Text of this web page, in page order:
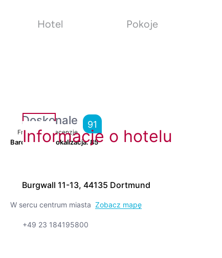
Hotel Pokoje
Doskonale
From6,144 Recenzje
91
Bardzo dobra lokalizacja.85
Informacje o hotelu
Burgwall 11-13, 44135 Dortmund
W sercu centrum miasta Zobacz mapę
+49 23 184195800